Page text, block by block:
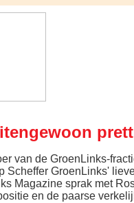
van de GroenLinks-
Scheffer GroenLinks'
Magazine sprak met
en de paarse